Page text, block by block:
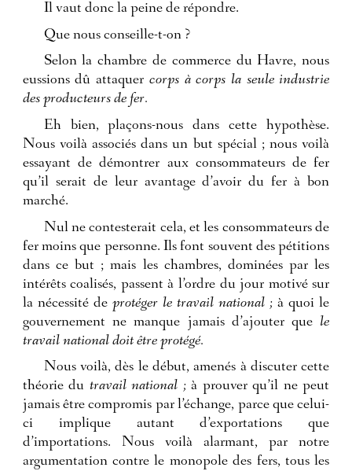
Il vaut donc la peine de répondre.
Que nous conseille-t-on ?
Selon la chambre de commerce du Havre, nous
eussions dû attaquer corps à corps la seule industrie
des producteurs de fer.
Eh bien, plaçons-nous dans cette hypothèse.
Nous voilà associés dans un but spécial ; nous voilà
essayant de démontrer aux consommateurs de fer
qu’il serait de leur avantage d’avoir du fer à bon
marché.
Nul ne contesterait cela, et les consommateurs de
fer moins que personne. Ils font souvent des pétitions
dans ce but ; mais les chambres, dominées par les
intérêts coalisés, passent à l’ordre du jour motivé sur
la nécessité de protéger le travail national ; à quoi le
gouvernement ne manque jamais d’ajouter que le
travail national doit être protégé.
Nous voilà, dès le début, amenés à discuter cette
théorie du travail national ; à prouver qu’il ne peut
jamais être compromis par l’échange, parce que celui-
ci implique autant d’exportations que
d’importations. Nous voilà alarmant, par notre
argumentation contre le monopole des fers, tous les